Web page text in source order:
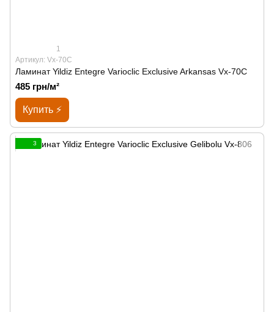
1
Артикул: Vx-70C
Ламинат Yildiz Entegre Varioclic Exclusive Arkansas Vx-70C
485 грн/м²
Купить ⚡
3